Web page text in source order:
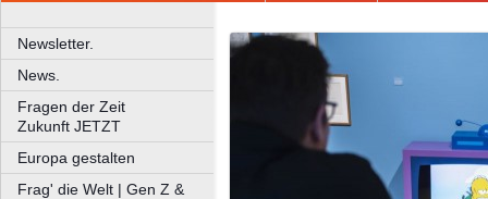
Newsletter.
News.
Fragen der Zeit
Zukunft JETZT
Europa gestalten
Frag' die Welt | Gen Z &